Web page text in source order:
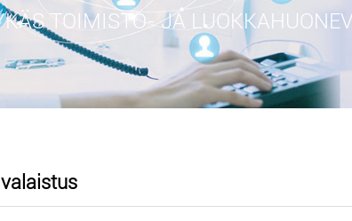
TOIMISTO- JA